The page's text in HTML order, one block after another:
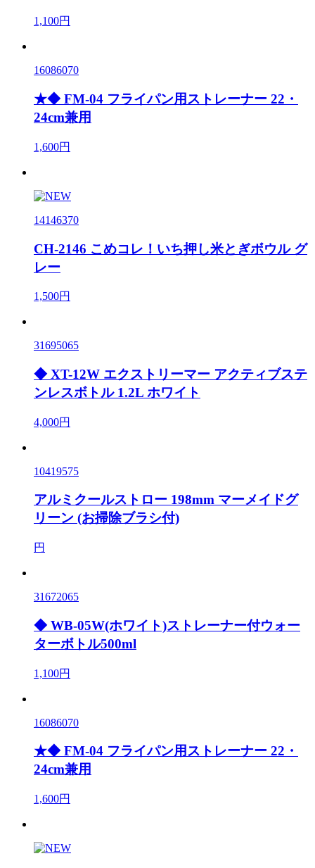
1,100円
16086070
★◆ FM-04 フライパン用ストレーナー 22・
24cm兼用
1,600円
14146370
CH-2146 こめコレ！いち押し米とぎボウル グ
レー
1,500円
31695065
◆ XT-12W エクストリーマー アクティブステ
ンレスボトル 1.2L ホワイト
4,000円
10419575
アルミクールストロー 198mm マーメイドグ
リーン (お掃除ブラシ付)
円
31672065
◆ WB-05W(ホワイト)ストレーナー付ウォー
ターボトル500ml
1,100円
16086070
★◆ FM-04 フライパン用ストレーナー 22・
24cm兼用
1,600円